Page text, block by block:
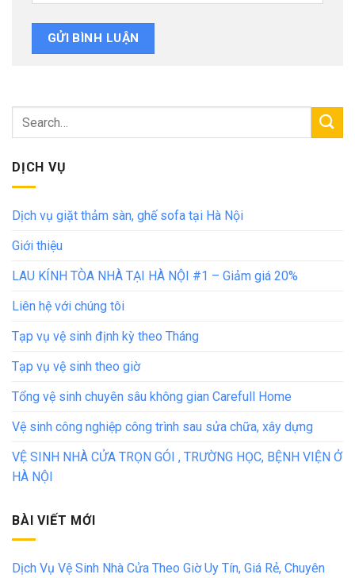
DỊCH VỤ
Dịch vụ giặt thảm sàn, ghế sofa tại Hà Nội
Giới thiệu
LAU KÍNH TÒA NHÀ TẠI HÀ NỘI #1 – Giảm giá 20%
Liên hệ với chúng tôi
Tạp vụ vệ sinh định kỳ theo Tháng
Tạp vụ vệ sinh theo giờ
Tổng vệ sinh chuyên sâu không gian Carefull Home
Vệ sinh công nghiệp công trình sau sửa chữa, xây dựng
VỆ SINH NHÀ CỬA TRỌN GÓI , TRƯỜNG HỌC, BỆNH VIỆN Ở
HÀ NỘI
BÀI VIẾT MỚI
Dịch Vụ Vệ Sinh Nhà Cửa Theo Giờ Uy Tín, Giá Rẻ, Chuyên